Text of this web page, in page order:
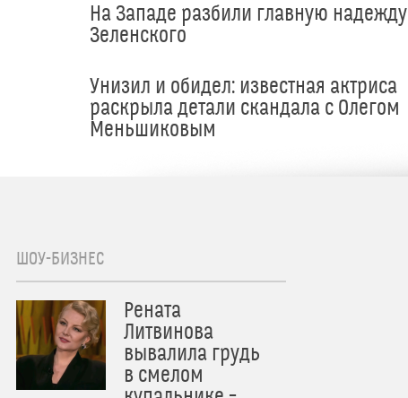
На Западе разбили главную надежду
Зеленского
Унизил и обидел: известная актриса
раскрыла детали скандала с Олегом
Меньшиковым
ШОУ-БИЗНЕС
Рената
Литвинова
вывалила грудь
в смелом